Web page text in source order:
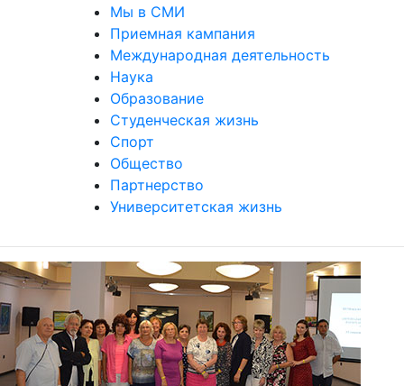
Мы в СМИ
Приемная кампания
Международная деятельность
Наука
Образование
Студенческая жизнь
Спорт
Общество
Партнерство
Университетская жизнь